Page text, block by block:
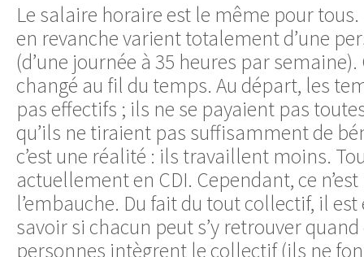
Le salaire horaire est le même pour
en revanche varient totalement d’une
(d’une journée à 35 heures par
changé au fil du temps. Au départ, les
pas effectifs ; ils ne se payaient pas
qu’ils ne tiraient pas suffisamment de
c’est une réalité : ils travaillent moins.
actuellement en CDI. Cependant, ce
l’embauche. Du fait du tout collectif, il
savoir si chacun peut s’y retrouver
personnes intègrent le collectif (ils ne